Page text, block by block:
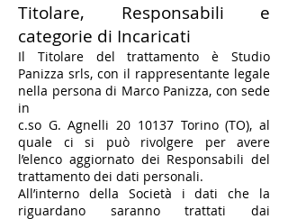
Titolare, Responsabili e
categorie di Incaricati
​Il Titolare del trattamento è Studio
Panizza srls, con il rappresentante legale
nella persona di Marco Panizza, con sede
in
c.so G. Agnelli20 10137Torino (TO), al
quale ci si può rivolgere per avere
l’elenco aggiornato dei Responsabili del
trattamento dei dati personali.
All’interno della Società i dati che la
riguardano saranno trattati dai